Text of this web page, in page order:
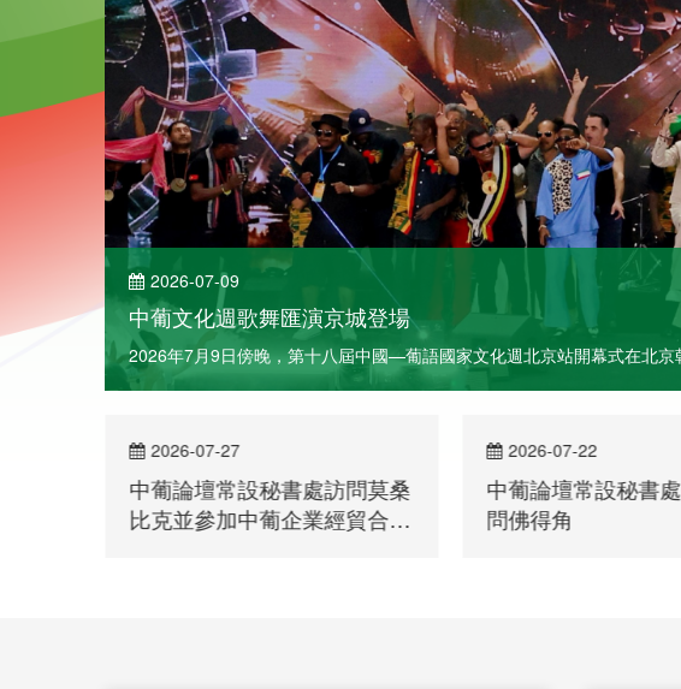
解詳情
2026-07-09
中葡文化週歌舞匯演京城登場
2026年7月9日傍晚，第十八屆中國—葡語國家文化週北京站開幕式在北京
2026-07-27
中葡論壇常設秘書處訪問莫桑
比克並參加中葡企業經貿合作
2026-07-22
中葡論壇常設秘書
問佛得角